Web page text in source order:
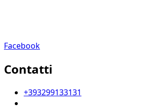
Facebook
Contatti
+393299133131